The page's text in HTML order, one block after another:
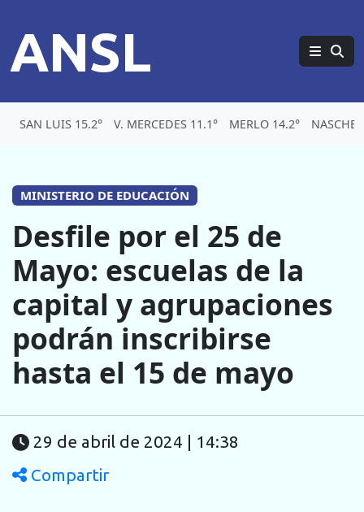
ANSL
SAN LUIS 15.2° V. MERCEDES 11.1° MERLO 14.2°
MINISTERIO DE EDUCACIÓN
Desfile por el 25 de
Mayo: escuelas de la
capital y agrupaciones
podrán inscribirse
hasta el 15 de mayo
29 de abril de 2024 | 14:38
Compartir